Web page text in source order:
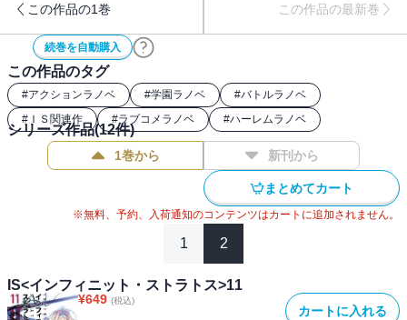
プ・ブレイカー」にて使用可能なシリアルコードが付属しておりま
せんのでご注意ください。
この作品の1巻 この作品の最新巻
続巻を自動購入
この作品のタグ
#アクションラノベ #学園ラノベ #バトルラノベ
# ＩＳ関連作 #ラブコメラノベ #ハーレムラノベ
シリーズ作品(12件)
1巻から 新刊から
まとめてカート
※無料、予約、入荷通知のコンテンツはカートに追加されません。
1 2
IS<インフィニット・ストラトス>11
¥649 (税込)
カートに入れる